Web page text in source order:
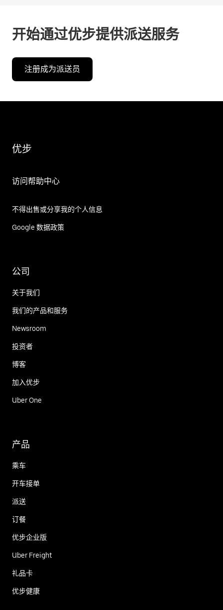
开始通过优步提供派送服务
注册成为派送员
优步
访问帮助中心
不得出售或分享我的个人信息
Google 数据政策
公司
关于我们
我们的产品和服务
Newsroom
投资者
博客
加入优步
Uber One
产品
乘车
开车接单
派送
订餐
优步企业版
Uber Freight
礼品卡
优步健康